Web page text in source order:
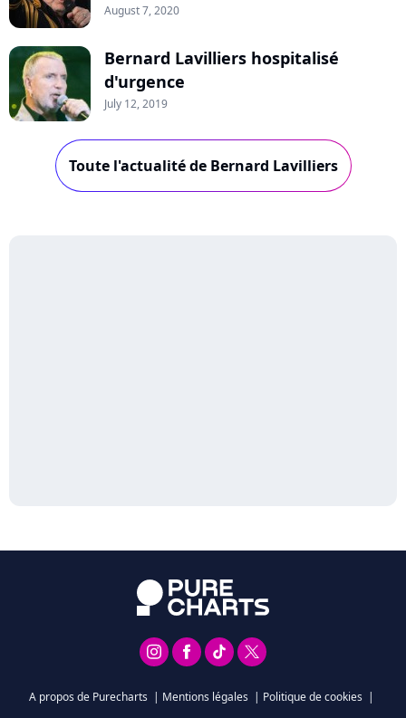
August 7, 2020
Bernard Lavilliers hospitalisé
d'urgence
July 12, 2019
Toute l'actualité de Bernard Lavilliers
A propos de Purecharts | Mentions légales | Politique de cookies |